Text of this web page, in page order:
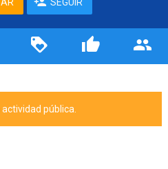
pública.